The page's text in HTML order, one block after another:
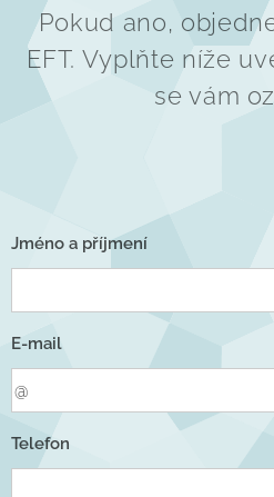
Pokud ano,
EFT. Vyplňte níže
se vám
Jméno a příjmení
E-mail
Telefon